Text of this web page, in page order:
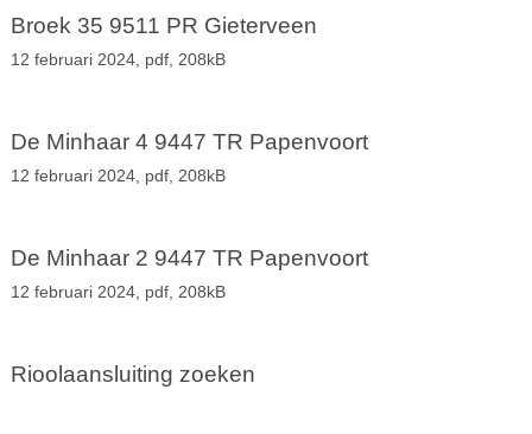
Broek 35 9511 PR Gieterveen
12 februari 2024, pdf, 208kB
De Minhaar 4 9447 TR Papenvoort
12 februari 2024, pdf, 208kB
De Minhaar 2 9447 TR Papenvoort
12 februari 2024, pdf, 208kB
Rioolaansluiting zoeken